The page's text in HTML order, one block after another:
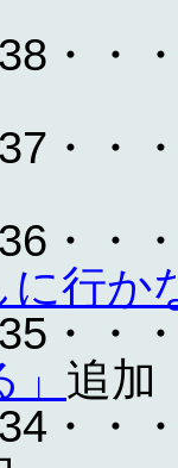
・・
・・
・・
に行
・・
追加
・・